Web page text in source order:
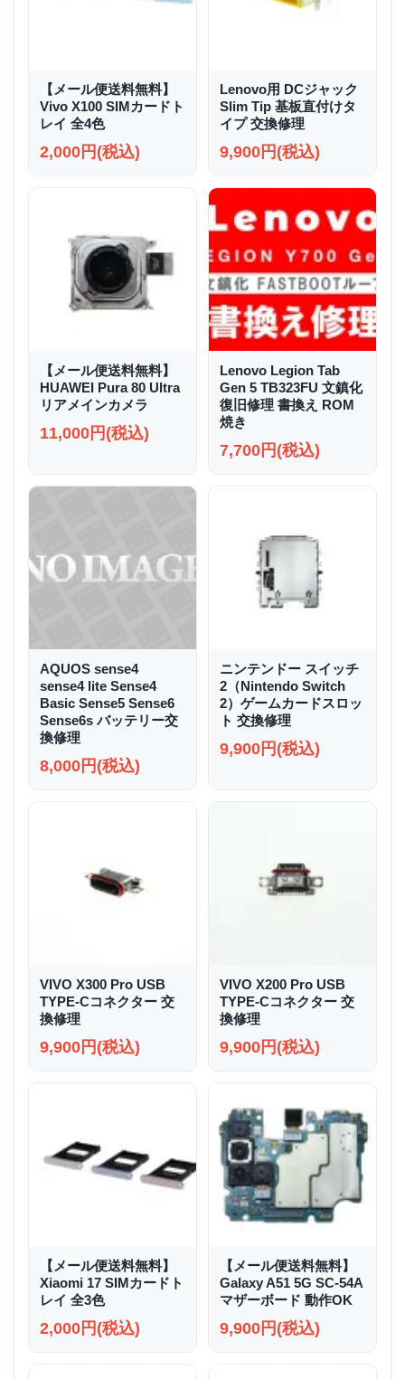
【メール便送料無料】
Vivo X100 SIMカードト
レイ 全4色
2,000円(税込)
Lenovo用 DCジャック
Slim Tip 基板直付けタ
イプ 交換修理
9,900円(税込)
【メール便送料無料】
HUAWEI Pura 80 Ultra
リアメインカメラ
11,000円(税込)
Lenovo Legion Tab
Gen 5 TB323FU 文鎮化
復旧修理 書換え ROM
焼き
7,700円(税込)
AQUOS sense4
sense4 lite Sense4
Basic Sense5 Sense6
Sense6s バッテリー交
換修理
8,000円(税込)
ニンテンドー スイッチ
2（Nintendo Switch
2）ゲームカードスロッ
ト 交換修理
9,900円(税込)
VIVO X300 Pro USB
TYPE-Cコネクター 交
換修理
9,900円(税込)
VIVO X200 Pro USB
TYPE-Cコネクター 交
換修理
9,900円(税込)
【メール便送料無料】
Xiaomi 17 SIMカードト
レイ 全3色
2,000円(税込)
【メール便送料無料】
Galaxy A51 5G SC-54A
マザーボード 動作OK
9,900円(税込)